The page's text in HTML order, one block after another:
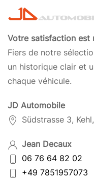
Votre satisfaction est
Fiers de notre
un historique clair et
chaque véhicule.
JD Automobile
Südstrasse 3,
Jean Decaux
06 76 64 82 02
+49 7851957073